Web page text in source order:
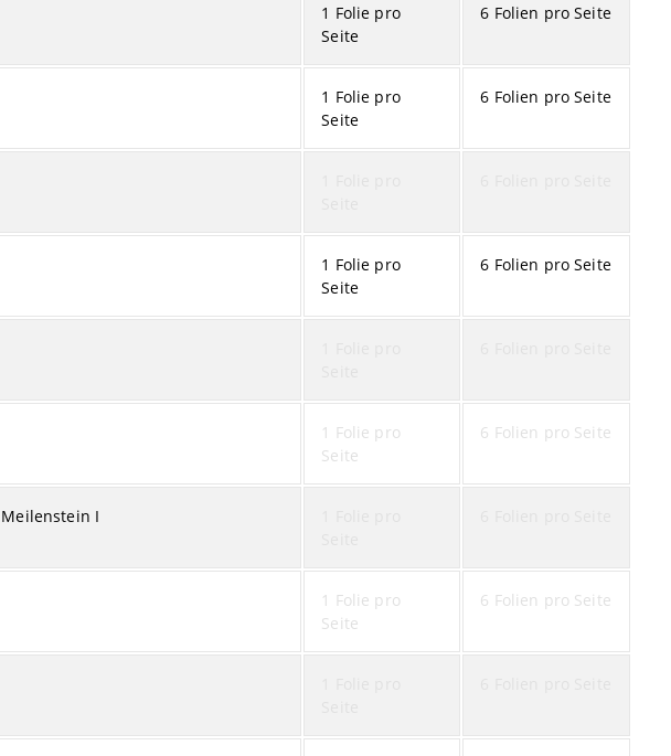
1 Folie pro
Seite
6 Folien pro Seite
1 Folie pro
Seite
6 Folien pro Seite
1 Folie pro
Seite
6 Folien pro Seite
1 Folie pro
Seite
6 Folien pro Seite
Meilenstein I
1 Folie pro
Seite
6 Folien pro Seite